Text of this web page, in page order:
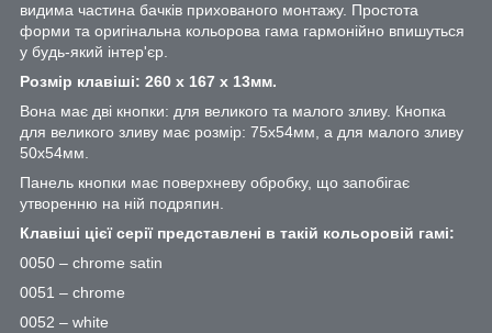
видима частина бачків прихованого монтажу. Простота
форми та оригінальна кольорова гама гармонійно впишуться
у будь-який інтер'єр.
Розмір клавіші: 260 х 167 х 13мм.
Вона має дві кнопки: для великого та малого зливу. Кнопка
для великого зливу має розмір: 75х54мм, а для малого зливу
50х54мм.
Панель кнопки має поверхневу обробку, що запобігає
утворенню на ній подряпин.
Клавіші цієї серії представлені в такій кольоровій гамі:
0050 – chrome satin
0051 – chrome
0052 – white